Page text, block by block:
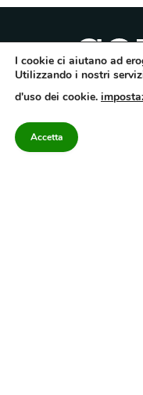
10/9/2012. Iscritto nel Registro
Avellino – Cap.Soc. 20.000 € –
I cookie ci aiutano ad
Utilizzando i nostri
d'uso dei cookie.
Accetta